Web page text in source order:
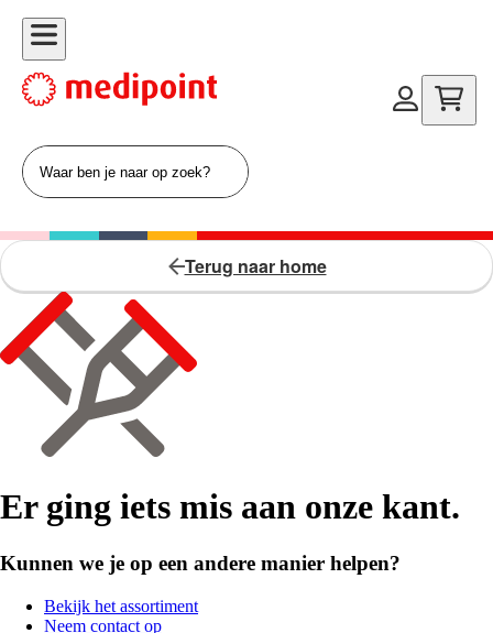
Terug naar home
Er ging iets mis aan onze kant.
Kunnen we je op een andere manier helpen?
Bekijk het assortiment
Neem contact op